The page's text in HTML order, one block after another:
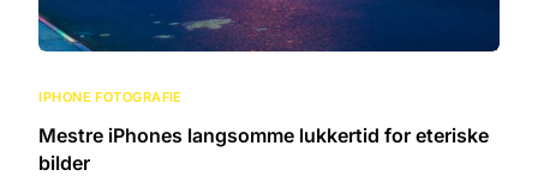
IPHONE FOTOGRAFIE
Mestre iPhones langsomme lukkertid for eteriske
bilder